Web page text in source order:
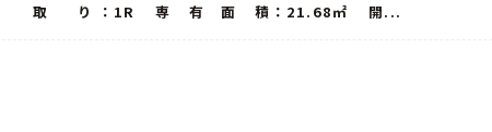
間 取 り ：1R 専 有 面 積：21.68㎡ 開...